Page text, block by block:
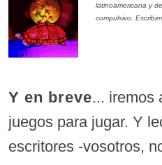
latinoamericana y
compulsivo.
Y en breve... iremos
juegos para jugar. Y
escritores -vosotros,